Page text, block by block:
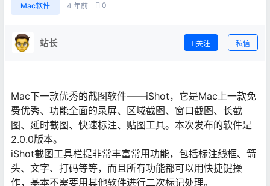
Mac软件 4 年前 0
站长 关注 私信
Mac下一款优秀的截图软件——iShot，它是Mac上一款免
费优秀、功能全面的录屏、区域截图、窗口截图、长截
图、延时截图、快速标注、贴图工具。本次发布的软件是
2.0.0版本。
iShot截图工具栏提非常丰富常用功能，包括标注线框、箭
头、文字、打码等等，而且所有功能都可以用快捷键操
作，基本不需要用其他软件进行二次标记处理。